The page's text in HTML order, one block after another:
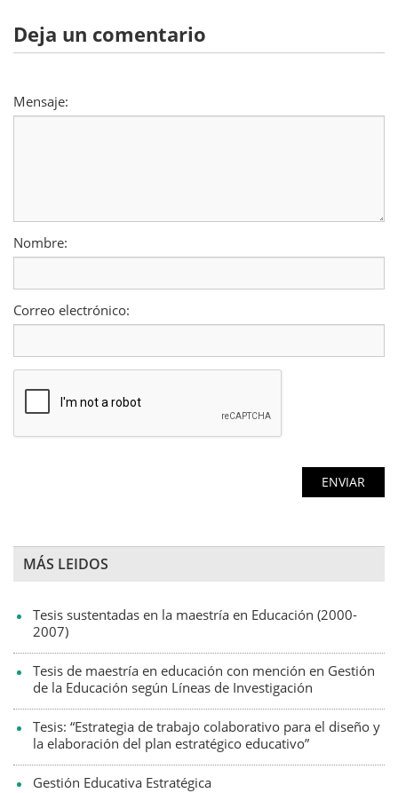
Deja un comentario
Mensaje:
Nombre:
Correo electrónico:
MÁS LEIDOS
Tesis sustentadas en la maestría en Educación (2000-
2007)
Tesis de maestría en educación con mención en Gestión
de la Educación según Líneas de Investigación
Tesis: “Estrategia de trabajo colaborativo para el diseño y
la elaboración del plan estratégico educativo”
Gestión Educativa Estratégica